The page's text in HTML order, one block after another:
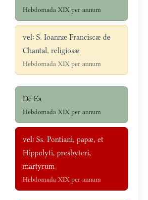
Hebdomada XIX per annum
vel: S. Ioannæ Franciscæ de
Chantal, religiosæ
Hebdomada XIX per annum
De Ea
Hebdomada XIX per annum
vel: Ss. Pontiani, papæ, et
Hippolyti, presbyteri,
martyrum
Hebdomada XIX per annum